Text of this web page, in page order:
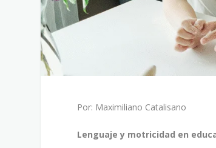
Por: Maximiliano Catalisano
Lenguaje y motricidad en